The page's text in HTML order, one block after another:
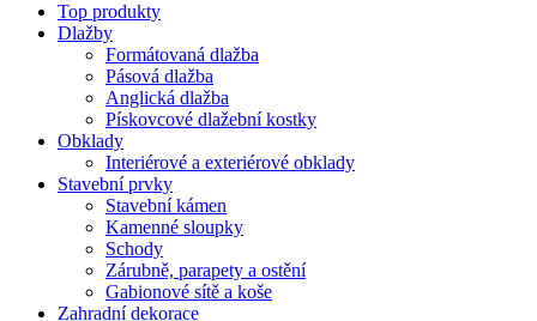
Top produkty
Dlažby
Formátovaná dlažba
Pásová dlažba
Anglická dlažba
Pískovcové dlažební kostky
Obklady
Interiérové a exteriérové obklady
Stavební prvky
Stavební kámen
Kamenné sloupky
Schody
Zárubně, parapety a ostění
Gabionové sítě a koše
Zahradní dekorace